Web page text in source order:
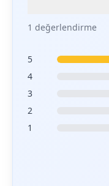
1 değerlendirme
5
4
3
2
1